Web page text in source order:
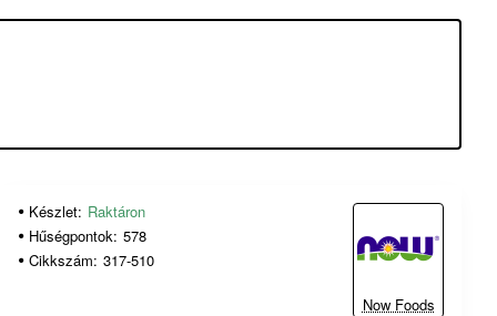
Készlet: Raktáron
Hűségpontok: 578
Cikkszám: 317-510
Now Foods